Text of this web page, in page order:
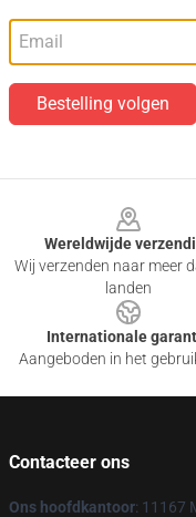
Bestelling volgen
Wereldwijde
Wij verzenden naar meer
landen
Internationale
Aangeboden in het
Contacteer ons
Ons hoofdkantoor: 11167